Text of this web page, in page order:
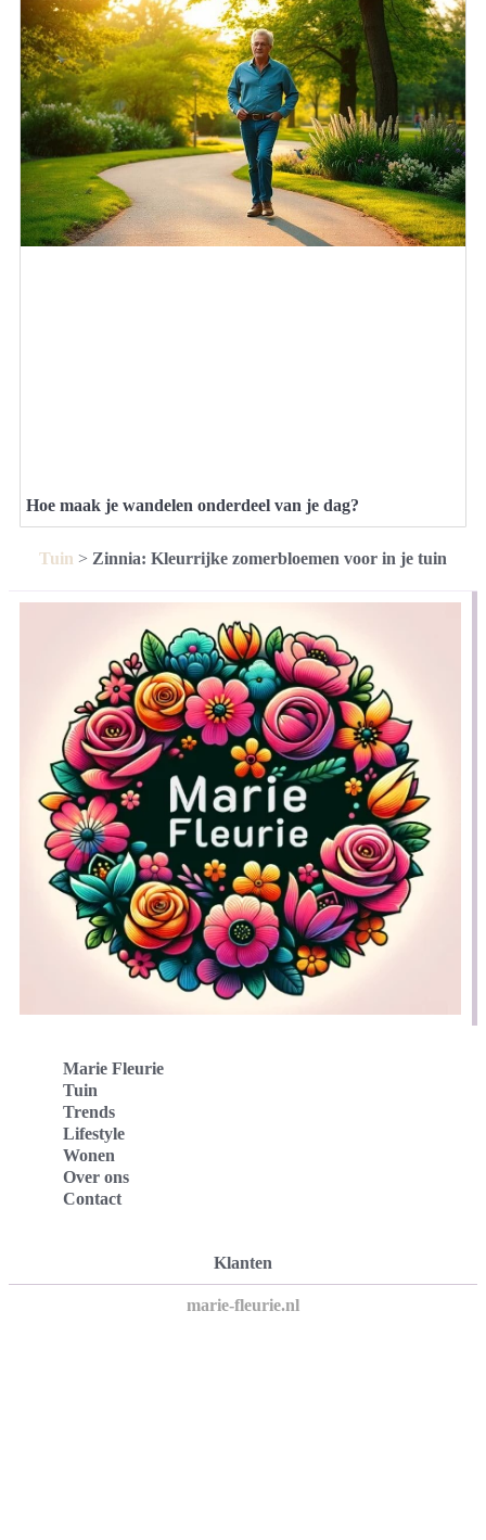
Hoe maak je wandelen onderdeel van je dag?
Tuin > Zinnia: Kleurrijke zomerbloemen voor in je tuin
Marie Fleurie
Tuin
Trends
Lifestyle
Wonen
Over ons
Contact
Klanten
marie-fleurie.nl